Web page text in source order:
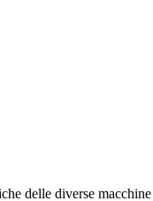
delle diverse